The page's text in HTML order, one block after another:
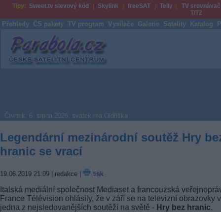
Tipy: Sweet.tv slevový kód Skylink freeSAT Telly
TV srovnávač
T/T2
Přehledy ČS pakety TV program Vysílače Galerie Satelity Katalog
Parabola.cz
Čtvrtek, 6. srpna 2026, svátek má Oldřiška
Legendární mezinárodní soutěž Hry
hranic se vrací
19.06.2019 21:09 | redakce | tisk
Italská mediální společnost Mediaset a francouzská
France Télévision ohlásily, že v září se na televizní obrazovky
jedna z nejsledovanějších soutěží na světě - Hry bez hranic.